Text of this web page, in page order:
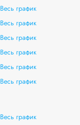
Весь график
Весь график
Весь график
Весь график
Весь график
Весь график
Весь график